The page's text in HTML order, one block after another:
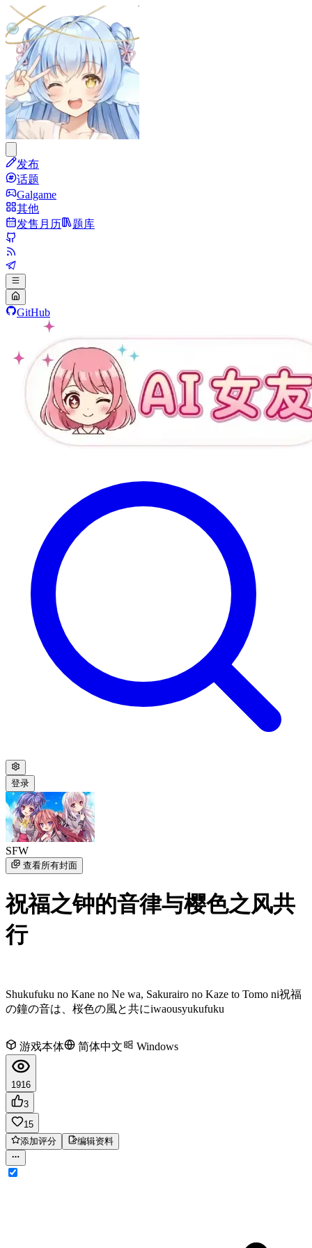
发布
话题
Galgame
其他
发售月历
题库
GitHub
登录
SFW
查看所有封面
祝福之钟的音律与樱色之风共
行
Shukufuku no Kane no Ne wa, Sakurairo no Kaze to Tomo ni祝福
の鐘の音は、桜色の風と共にiwaousyukufuku
游戏本体 简体中文 Windows
1916
3
15
添加评分
编辑资料